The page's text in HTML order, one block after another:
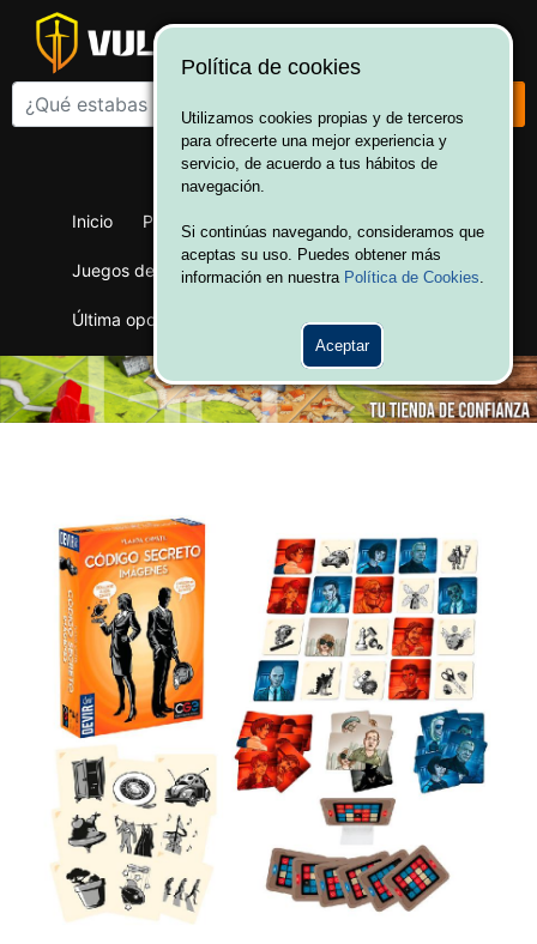
¡Bienvenido a Vulcania!
Inicio Productos Juegos de mesa
Juegos de cartas Merchandising Ofertas
Última oportunidad Wargames
Política de cookies
Utilizamos cookies propias y de terceros
para ofrecerte una mejor experiencia y
servicio, de acuerdo a tus hábitos de
navegación.
Si continúas navegando, consideramos que
aceptas su uso. Puedes obtener más
información en nuestra Política de Cookies.
Aceptar